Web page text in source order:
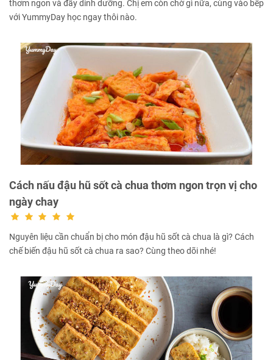
thơm ngon và đầy dinh dưỡng. Chị em còn chờ gì nữa, cùng vào bếp
với YummyDay học ngay thôi nào.
Cách nấu đậu hũ sốt cà chua thơm ngon trọn vị cho
ngày chay
Nguyên liệu cần chuẩn bị cho món đậu hũ sốt cà chua là gì? Cách
chế biến đậu hũ sốt cà chua ra sao? Cùng theo dõi nhé!